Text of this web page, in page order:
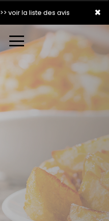
×
>> voir la liste des avis ×